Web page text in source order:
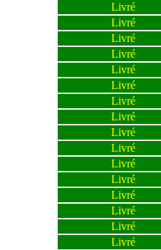
Livré
Livré
Livré
Livré
Livré
Livré
Livré
Livré
Livré
Livré
Livré
Livré
Livré
Livré
Livré
Livré